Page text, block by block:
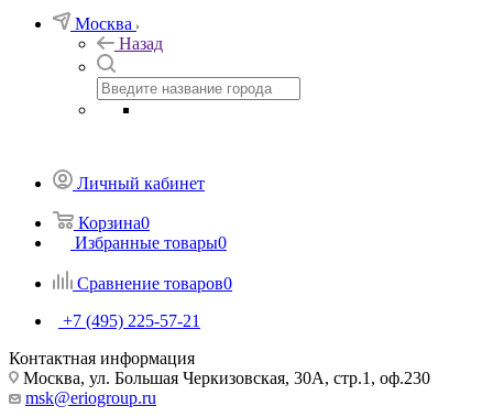
Москва
Назад
Личный кабинет
Корзина0
Избранные товары0
Сравнение товаров0
+7 (495) 225-57-21
Контактная информация
Москва, ул. Большая Черкизовская, 30А, стр.1, оф.230
msk@eriogroup.ru